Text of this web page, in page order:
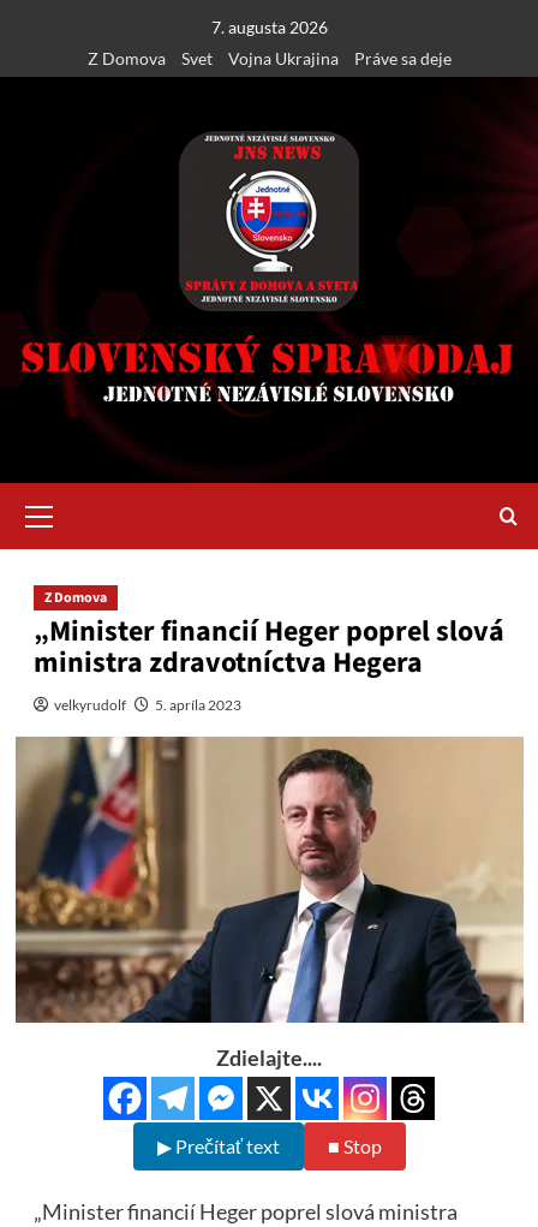
content
7. augusta 2026
Z Domova
Svet Vojna Ukrajina Práve sa deje
Menu
Z Domova
„Minister financií Heger poprel slová
ministra zdravotníctva Hegera
velkyrudolf 5. apríla 2023
Zdielajte....
▶ Prečítať text ■ Stop
„Minister financií Heger poprel slová ministra